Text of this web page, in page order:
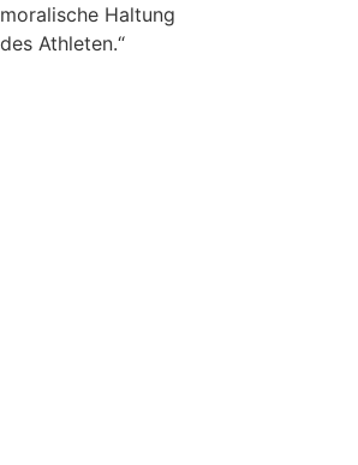
moralische Haltung
des Athleten.“